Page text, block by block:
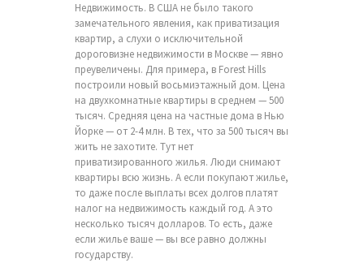
Недвижимость. В США не было такого
замечательного явления, как приватизация
квартир, а слухи о исключительной
дороговизне недвижимости в Москве — явно
преувеличены. Для примера, в Forest Hills
построили новый восьмиэтажный дом. Цена
на двухкомнатные квартиры в среднем — 500
тысяч. Средняя цена на частные дома в Нью
Йорке — от 2-4 млн. В тех, что за 500 тысяч вы
жить не захотите. Тут нет
приватизированного жилья. Люди снимают
квартиры всю жизнь. А если покупают жилье,
то даже после выплаты всех долгов платят
налог на недвижимость каждый год. А это
несколько тысяч долларов. То есть, даже
если жилье ваше — вы все равно должны
государству.